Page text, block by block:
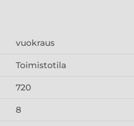
vuokraus
Toimistotila
720
8